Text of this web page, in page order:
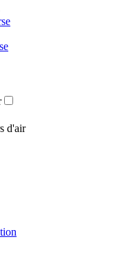
d'air